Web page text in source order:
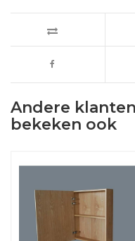
Andere
bekeken ook